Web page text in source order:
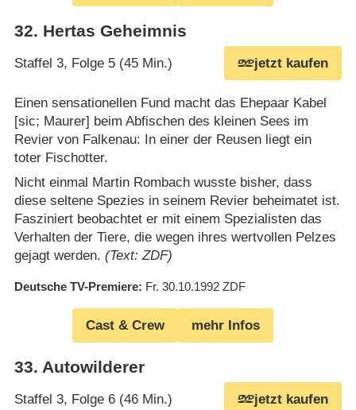
32. Hertas Geheimnis
Staffel 3, Folge 5 (45 Min.) jetzt kaufen
Einen sensationellen Fund macht das Ehepaar Kabel
[sic; Maurer] beim Abfischen des kleinen Sees im
Revier von Falkenau: In einer der Reusen liegt ein
toter Fischotter.
Nicht einmal Martin Rombach wusste bisher, dass
diese seltene Spezies in seinem Revier beheimatet ist.
Fasziniert beobachtet er mit einem Spezialisten das
Verhalten der Tiere, die wegen ihres wertvollen Pelzes
gejagt werden. (Text: ZDF)
Deutsche TV-Premiere Fr. 30.10.1992 ZDF
Cast & Crew mehr Infos
33. Autowilderer
Staffel 3, Folge 6 (46 Min.) jetzt kaufen